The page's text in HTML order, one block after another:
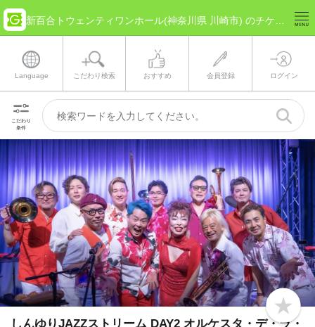
Language こだわり検索 おすすめ 会員登録 ログイン
こだわり
条件
b
o
しんゆりJAZZストリーム DAY2 オルケスタ・デ・ラ・